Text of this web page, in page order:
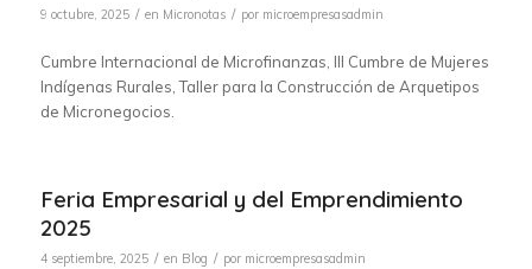
9 octubre, 2025 / en Micronotas / por microempresasadmin
Cumbre Internacional de Microfinanzas, III Cumbre de Mujeres
Indígenas Rurales, Taller para la Construcción de Arquetipos
de Micronegocios.
Feria Empresarial y del Emprendimiento
2025
4 septiembre, 2025 / en Blog / por microempresasadmin